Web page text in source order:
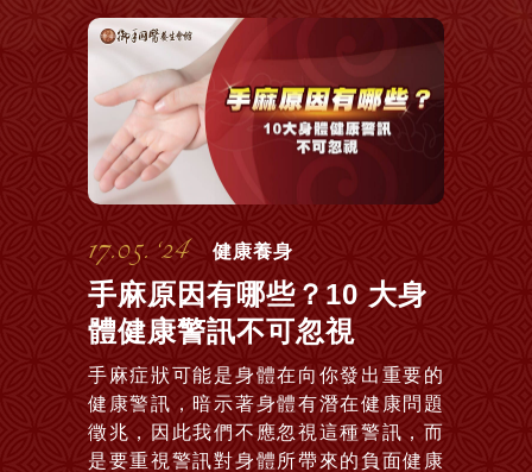
17.05. ‘24 健康養身
手麻原因有哪些？10 大身
體健康警訊不可忽視
手麻症狀可能是身體在向你發出重要的
健康警訊，暗示著身體有潛在健康問題
徵兆，因此我們不應忽視這種警訊，而
是要重視警訊對身體所帶來的負面健康